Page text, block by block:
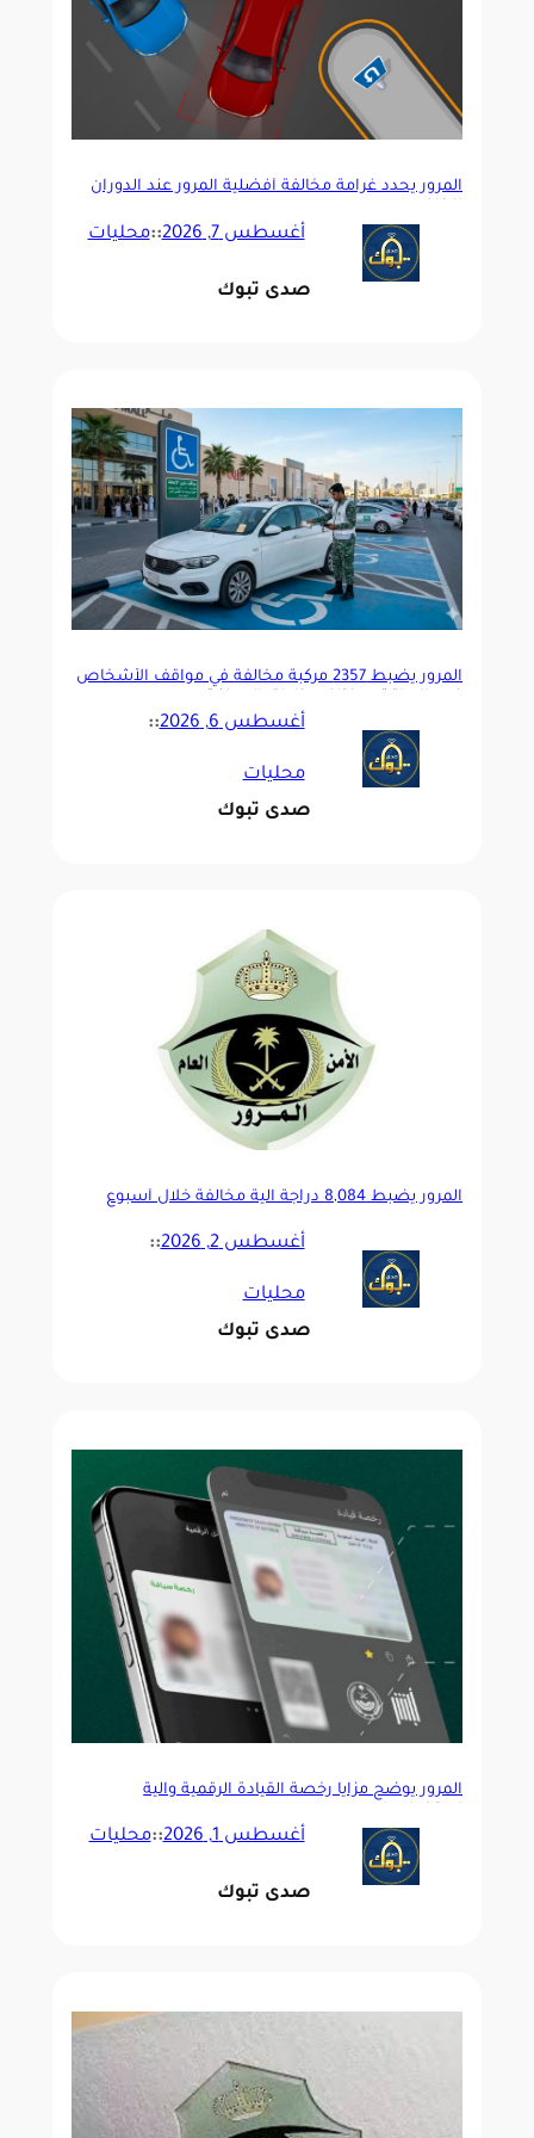
المرور يحدد غرامة مخالفة أفضلية المرور عند الدوران
أغسطس 7, 2026 ::محليات
صدى تبوك
المرور يضبط 2357 مركبة مخالفة في مواقف الأشخاص
أغسطس 6, 2026 ::
محليات
صدى تبوك
المرور يضبط 8,084 دراجة آلية مخالفة خلال أسبوع
أغسطس 2, 2026 ::
محليات
صدى تبوك
المرور يوضح مزايا رخصة القيادة الرقمية وآلية
أغسطس 1, 2026 ::محليات
صدى تبوك